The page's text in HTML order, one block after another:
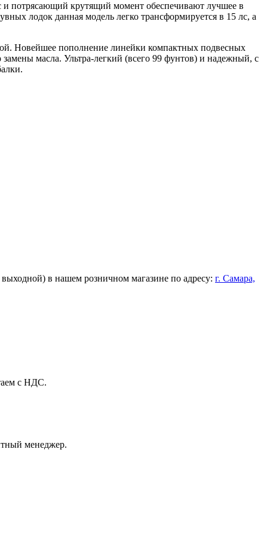
и потрясающий крутящий момент обеспечивают лучшее в
лодок данная модель легко трансформируется в 15 лс, а
Новейшее пополнение линейки компактных подвесных
масла. Ультра-легкий (всего 99 фунтов) и надежный, с
в нашем розничном магазине по адресу: г. Самара,
с НДС.
менеджер.